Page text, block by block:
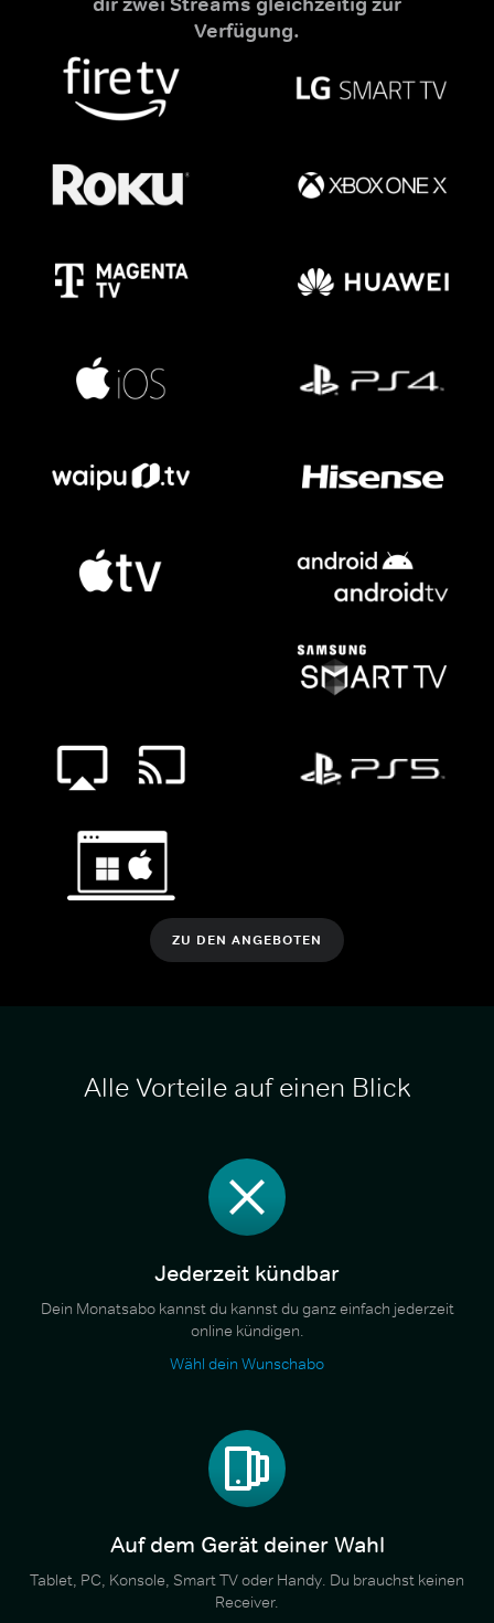
Verfügung.
ZU DEN ANGEBOTEN
Alle Vorteile auf einen Blick
Jederzeit kündbar
Dein Monatsabo kannst du kannst du ganz einfach jederzeit
online kündigen.
Wähl dein Wunschabo
Auf dem Gerät deiner Wahl
Tablet, PC, Konsole, Smart TV oder Handy. Du brauchst keinen
Receiver.